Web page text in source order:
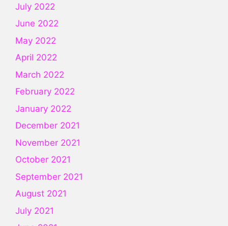
July 2022
June 2022
May 2022
April 2022
March 2022
February 2022
January 2022
December 2021
November 2021
October 2021
September 2021
August 2021
July 2021